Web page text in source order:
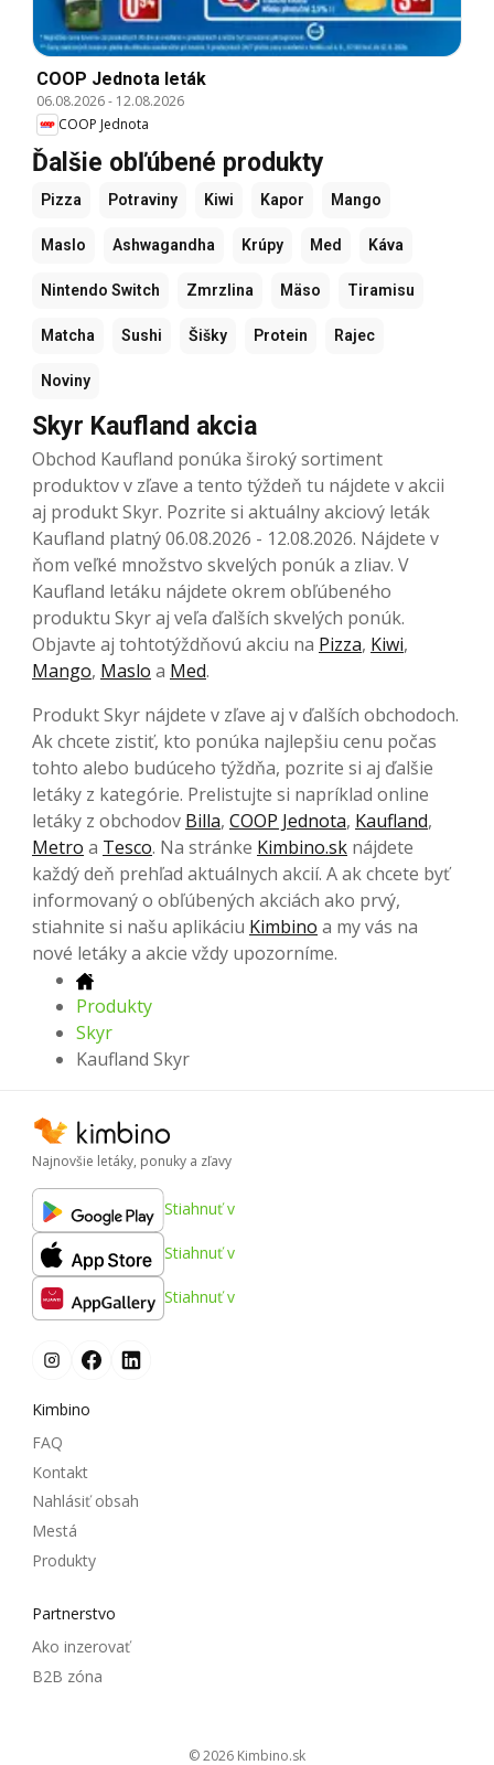
COOP Jednota leták
06.08.2026- 12.08.2026
COOP Jednota
Ďalšie obľúbené produkty
Pizza Potraviny Kiwi Kapor Mango
Maslo Ashwagandha Krúpy Med Káva
Nintendo Switch Zmrzlina Mäso Tiramisu
Matcha Sushi Šišky Protein Rajec
Noviny
Skyr Kaufland akcia
Obchod Kaufland ponúka široký sortiment
produktov v zľave a tento týždeň tu nájdete v akcii
aj produkt Skyr. Pozrite si aktuálny akciový leták
Kaufland platný 06.08.2026 - 12.08.2026. Nájdete v
ňom veľké množstvo skvelých ponúk a zliav. V
Kaufland letáku nájdete okrem obľúbeného
produktu Skyr aj veľa ďalších skvelých ponúk.
Objavte aj tohtotýždňovú akciu na Pizza, Kiwi,
Mango, Maslo a Med.
Produkt Skyr nájdete v zľave aj v ďalších obchodoch.
Ak chcete zistiť, kto ponúka najlepšiu cenu počas
tohto alebo budúceho týždňa, pozrite si aj ďalšie
letáky z kategórie. Prelistujte si napríklad online
letáky z obchodov Billa, COOP Jednota, Kaufland,
Metro a Tesco. Na stránke Kimbino.sk nájdete
každý deň prehľad aktuálnych akcií. A ak chcete byť
informovaný o obľúbených akciách ako prvý,
stiahnite si našu aplikáciu Kimbino a my vás na
nové letáky a akcie vždy upozorníme.
Produkty
Skyr
Kaufland Skyr
Najnovšie letáky, ponuky a zľavy
Stiahnuť v
Stiahnuť v
Stiahnuť v
Kimbino
FAQ
Kontakt
Nahlásiť obsah
Mestá
Produkty
Partnerstvo
Ako inzerovať
B2B zóna
© 2026 kimbino.sk